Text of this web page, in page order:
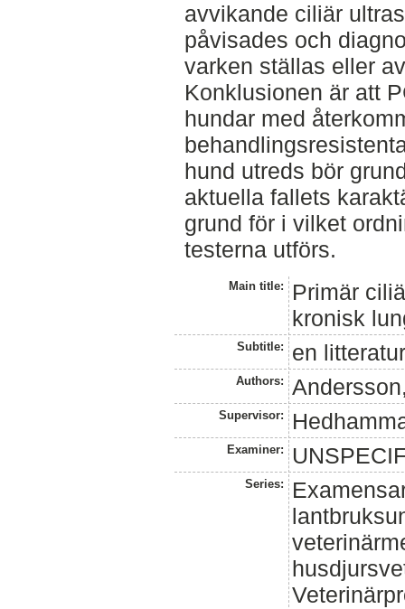
avvikande ciliär
påvisades och
varken ställas eller
Konklusionen är att
hundar med
hund utreds bör
aktuella fallets
grund för i vilket
testerna utförs.
Main title:
Primär
kronisk
Subtitle: en
Authors:
Supervisor:
Examiner:
Series: